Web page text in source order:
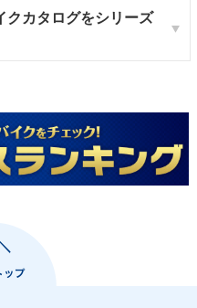
クカタログをシリーズ